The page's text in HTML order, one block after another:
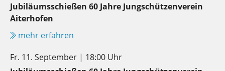
Jubiläumsschießen 60 Jahre Jungschützenverein
Aiterhofen
mehr erfahren
Fr. 11. September | 18:00 Uhr